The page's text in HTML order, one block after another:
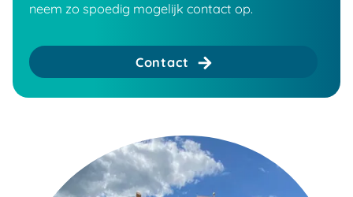
neem zo spoedig mogelijk contact op.
Contact